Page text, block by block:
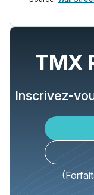
TMX
Inscrivez-